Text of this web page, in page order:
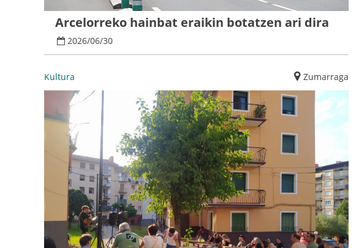
Arcelorreko hainbat eraikin botatzen ari dira
2026/06/30
Kultura Zumarraga